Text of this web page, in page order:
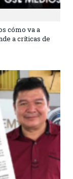
cómo va a
a críticas de